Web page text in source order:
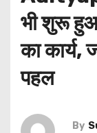
भी शुरू
का कार्य,
पहल
By